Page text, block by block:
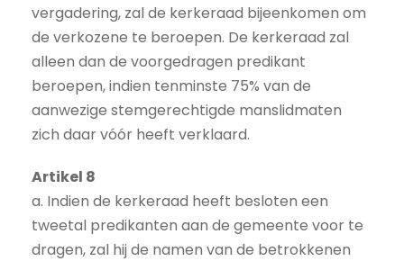
vergadering, zal de kerkeraad bijeenkomen om
de verkozene te beroepen. De kerkeraad zal
alleen dan de voorgedragen predikant
beroepen, indien tenminste 75% van de
aanwezige stemgerechtigde manslidmaten
zich daar vóór heeft verklaard.
Artikel 8
a. Indien de kerkeraad heeft besloten een
tweetal predikanten aan de gemeente voor te
dragen, zal hij de namen van de betrokkenen